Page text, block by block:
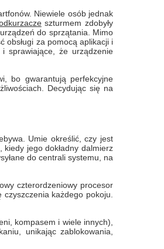
Niewiele osób jednak
szturmem zdobyły
do sprzątania. Mimo
obsługi za pomocą aplikacji i
sprawiające, że urządzenie
bo gwarantują perfekcyjne
Decydując się na
Umie określić, czy jest
jego dokładny dalmierz
do centrali systemu, na
czterordzeniowy procesor
każdego pokoju.
kompasem i wiele innych),
unikając zablokowania,